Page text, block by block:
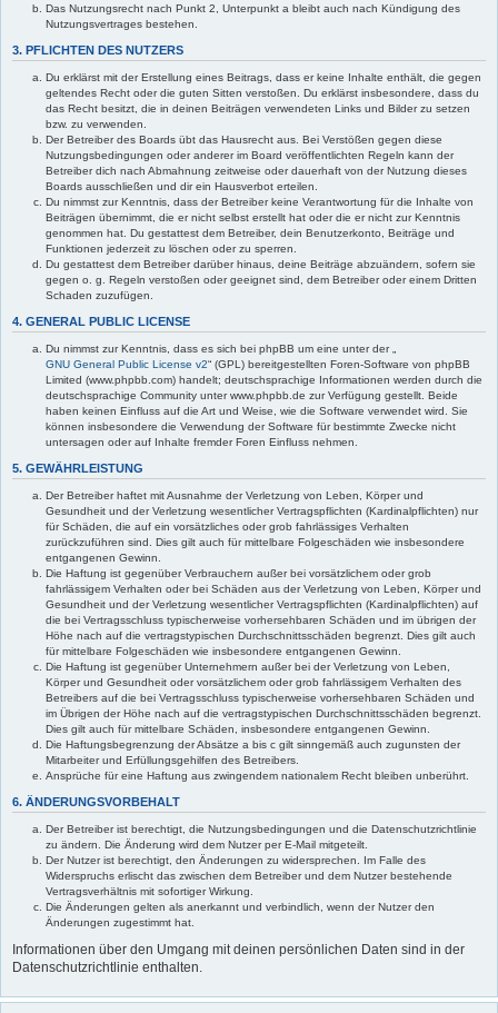
Das Nutzungsrecht nach Punkt 2, Unterpunkt a bleibt auch nach Kündigung des
Nutzungsvertrages bestehen.
3. PFLICHTEN DES NUTZERS
Du erklärst mit der Erstellung eines Beitrags, dass er keine Inhalte enthält, die gegen
geltendes Recht oder die guten Sitten verstoßen. Du erklärst insbesondere, dass du
das Recht besitzt, die in deinen Beiträgen verwendeten Links und Bilder zu setzen
bzw. zu verwenden.
Der Betreiber des Boards übt das Hausrecht aus. Bei Verstößen gegen diese
Nutzungsbedingungen oder anderer im Board veröffentlichten Regeln kann der
Betreiber dich nach Abmahnung zeitweise oder dauerhaft von der Nutzung dieses
Boards ausschließen und dir ein Hausverbot erteilen.
Du nimmst zur Kenntnis, dass der Betreiber keine Verantwortung für die Inhalte von
Beiträgen übernimmt, die er nicht selbst erstellt hat oder die er nicht zur Kenntnis
genommen hat. Du gestattest dem Betreiber, dein Benutzerkonto, Beiträge und
Funktionen jederzeit zu löschen oder zu sperren.
Du gestattest dem Betreiber darüber hinaus, deine Beiträge abzuändern, sofern sie
gegen o. g. Regeln verstoßen oder geeignet sind, dem Betreiber oder einem Dritten
Schaden zuzufügen.
4. GENERAL PUBLIC LICENSE
Du nimmst zur Kenntnis, dass es sich bei phpBB um eine unter der „
GNU General Public License v2“ (GPL) bereitgestellten Foren-Software von phpBB
Limited (www.phpbb.com) handelt; deutschsprachige Informationen werden durch die
deutschsprachige Community unter www.phpbb.de zur Verfügung gestellt. Beide
haben keinen Einfluss auf die Art und Weise, wie die Software verwendet wird. Sie
können insbesondere die Verwendung der Software für bestimmte Zwecke nicht
untersagen oder auf Inhalte fremder Foren Einfluss nehmen.
5. GEWÄHRLEISTUNG
Der Betreiber haftet mit Ausnahme der Verletzung von Leben, Körper und
Gesundheit und der Verletzung wesentlicher Vertragspflichten (Kardinalpflichten) nur
für Schäden, die auf ein vorsätzliches oder grob fahrlässiges Verhalten
zurückzuführen sind. Dies gilt auch für mittelbare Folgeschäden wie insbesondere
entgangenen Gewinn.
Die Haftung ist gegenüber Verbrauchern außer bei vorsätzlichem oder grob
fahrlässigem Verhalten oder bei Schäden aus der Verletzung von Leben, Körper und
Gesundheit und der Verletzung wesentlicher Vertragspflichten (Kardinalpflichten) auf
die bei Vertragsschluss typischerweise vorhersehbaren Schäden und im übrigen der
Höhe nach auf die vertragstypischen Durchschnittsschäden begrenzt. Dies gilt auch
für mittelbare Folgeschäden wie insbesondere entgangenen Gewinn.
Die Haftung ist gegenüber Unternehmern außer bei der Verletzung von Leben,
Körper und Gesundheit oder vorsätzlichem oder grob fahrlässigem Verhalten des
Betreibers auf die bei Vertragsschluss typischerweise vorhersehbaren Schäden und
im Übrigen der Höhe nach auf die vertragstypischen Durchschnittsschäden begrenzt.
Dies gilt auch für mittelbare Schäden, insbesondere entgangenen Gewinn.
Die Haftungsbegrenzung der Absätze a bis c gilt sinngemäß auch zugunsten der
Mitarbeiter und Erfüllungsgehilfen des Betreibers.
Ansprüche für eine Haftung aus zwingendem nationalem Recht bleiben unberührt.
6. ÄNDERUNGSVORBEHALT
Der Betreiber ist berechtigt, die Nutzungsbedingungen und die Datenschutzrichtlinie
zu ändern. Die Änderung wird dem Nutzer per E-Mail mitgeteilt.
Der Nutzer ist berechtigt, den Änderungen zu widersprechen. Im Falle des
Widerspruchs erlischt das zwischen dem Betreiber und dem Nutzer bestehende
Vertragsverhältnis mit sofortiger Wirkung.
Die Änderungen gelten als anerkannt und verbindlich, wenn der Nutzer den
Änderungen zugestimmt hat.
Informationen über den Umgang mit deinen persönlichen Daten sind in der
Datenschutzrichtlinie enthalten.